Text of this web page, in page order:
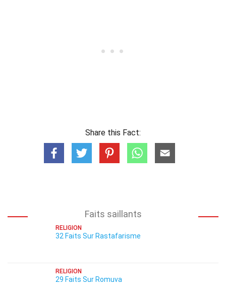
Share this Fact:
Faits saillants
RELIGION
32 Faits Sur Rastafarisme
RELIGION
29 Faits Sur Romuva